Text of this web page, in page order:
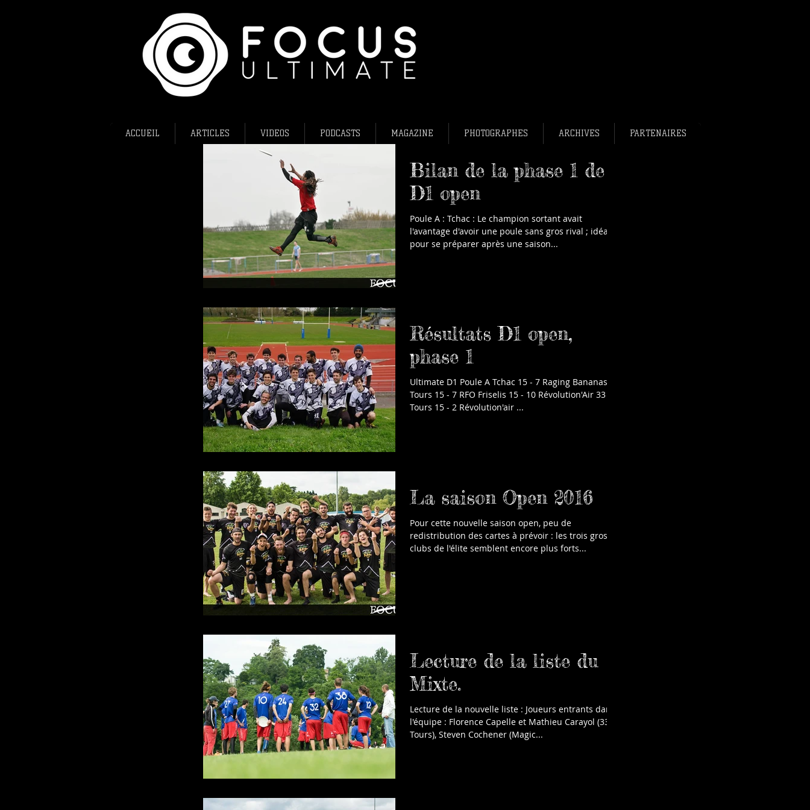
ACCUEIL ARTICLES VIDEOS PODCASTS MAGAZINE PHOTOGRAPHES ARCHIVES PARTENAIRES
Bilan de la phase 1 de
D1 open
Poule A : Tchac : Le champion sortant avait
l'avantage d'avoir une poule sans gros rival ; idéal
pour se préparer après une saison...
Résultats D1 open,
phase 1
Ultimate D1 Poule A Tchac 15 - 7 Raging Bananas 33
Tours 15 - 7 RFO Friselis 15 - 10 Révolution'Air 33
Tours 15 - 2 Révolution'air ...
La saison Open 2016
Pour cette nouvelle saison open, peu de
redistribution des cartes à prévoir : les trois gros
clubs de l'élite semblent encore plus forts...
Lecture de la liste du
Mixte.
Lecture de la nouvelle liste : Joueurs entrants dans
l'équipe : Florence Capelle et Mathieu Carayol (33
Tours), Steven Cochener (Magic...